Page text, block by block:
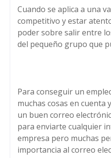
Cuando se aplica a una
competitivo y estar
poder sobre salir entre
del pequeño grupo que
Para conseguir un
muchas cosas en cuenta
un buen correo
para enviarte cualquier
empresa pero muchas
importancia al correo